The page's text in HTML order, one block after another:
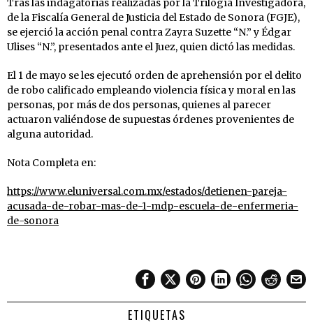
de la Fiscalía General de Justicia del Estado de Sonora (FGJE),
se ejerció la acción penal contra Zayra Suzette “N.” y Édgar
Ulises “N.”, presentados ante el Juez, quien dictó las medidas.
El 1 de mayo se les ejecutó orden de aprehensión por el delito
de robo calificado empleando violencia física y moral en las
personas, por más de dos personas, quienes al parecer
actuaron valiéndose de supuestas órdenes provenientes de
alguna autoridad.
Nota Completa en:
https://www.eluniversal.com.mx/estados/detienen-pareja-
acusada-de-robar-mas-de-1-mdp-escuela-de-enfermeria-
de-sonora
ETIQUETAS